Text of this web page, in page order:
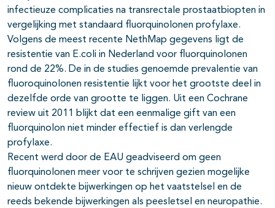
infectieuze complicaties na transrectale prostaatbiopten in
vergelijking met standaard fluorquinolonen profylaxe.
Volgens de meest recente NethMap gegevens ligt de
resistentie van E.coli in Nederland voor fluorquinolonen
rond de 22%. De in de studies genoemde prevalentie van
fluoroquinolonen resistentie lijkt voor het grootste deel in
dezelfde orde van grootte te liggen. Uit een Cochrane
review uit 2011 blijkt dat een eenmalige gift van een
fluorquinolon niet minder effectief is dan verlengde
profylaxe.
Recent werd door de EAU geadviseerd om geen
fluorquinolonen meer voor te schrijven gezien mogelijke
nieuw ontdekte bijwerkingen op het vaatstelsel en de
reeds bekende bijwerkingen als peesletsel en neuropathie.